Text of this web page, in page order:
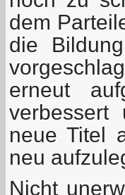
dem
die
erneut
neue Titel
neu
Nicht